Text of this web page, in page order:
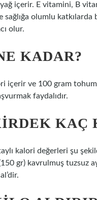
içerir. E vitamini, B
olumlu katkılarda
olur.
KADAR?
içerir ve 100 gram
faydalıdır.
KAÇ
kalori değerleri şu
gr) kavrulmuş tuzsuz